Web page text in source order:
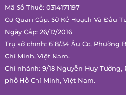
Mã Số Thuế: 0314171197
Cơ Quan Cấp: Sở Kế Hoạch Và Đầu
Ngày Cấp: 26/12/2016
Trụ sở chính: 618/34 Âu Cơ, Phường
Chí Minh, Việt Nam.
Chi nhánh: 9/18 Nguyễn Huy
phố Hồ Chí Minh, Việt Nam.